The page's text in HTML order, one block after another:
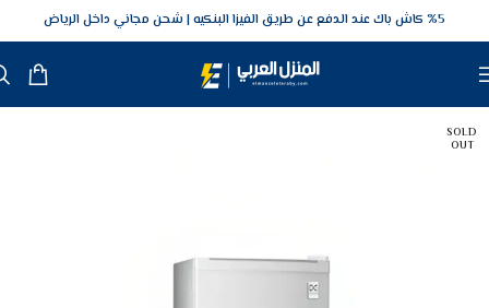
5‎% كاش باك عند الدفع عن طريق الفيزا البنكيه شحن مجاني داخل الرياض
SOLD
OUT